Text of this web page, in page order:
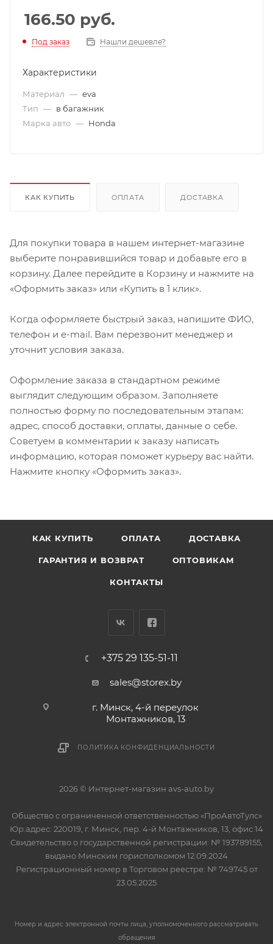
166.50 руб.
Под заказ Нашли дешевле?
Характеристики
Материал — eva
Тип — в багажник
Марка авто — Honda
КАК КУПИТЬ ОПЛАТА ДОСТАВКА
Для покупки товара в нашем интернет-магазине
выберите понравившийся товар и добавьте его в
корзину. Далее перейдите в Корзину и нажмите на
«Оформить заказ» или «Купить в 1 клик».
Когда оформляете быстрый заказ, напишите ФИО,
телефон и e-mail. Вам перезвонит менеджер и
уточнит условия заказа.
Оформление заказа в стандартном режиме
выглядит следующим образом. Заполняете
полностью форму по последовательным этапам:
адрес, способ доставки, оплаты, данные о себе.
Советуем в комментарии к заказу написать
информацию, которая поможет курьеру вас найти.
Нажмите кнопку «Оформить заказ».
КАК КУПИТЬ ОПЛАТА ДОСТАВКА
ГАРАНТИЯ И ВОЗВРАТ ОПТОВИКАМ
КОНТАКТЫ
+375 29 135-51-11
sales@storex.by
г. Минск, 4-й переулок
Монтажников, 13
ПОЛИТИКА КОНФИДЕНЦИАЛЬНОСТИ
2026 © Интернет-магазин avs-auto.by
Общество с ограниченной ответственностью «ПроАвтоТулс»
Юр.адрес: 220019, г. Минск, пер. 4-й Монтажников, 13, офис 14
Свидетельство о государственной регистрации: № 193789155,
выдано Минским горисполкомом 12.09.2024
Регистрационный номер в Торговом реестре: № 749745 от
23.05.2025
Номер и адрес электронной почты лица, уполномоченного рассматривать
обращения